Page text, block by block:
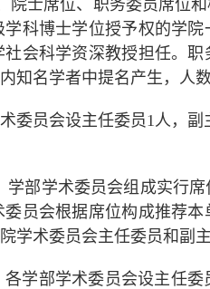
士席位、职务委员席位
科博士学位授予权的学
会科学资深教授担任。
知名学者中提名产生，人
委员会设主任委员1人，副
部学术委员会组成实行
员会根据席位构成推荐
术委员会主任委员和副
学部学术委员会设主任委